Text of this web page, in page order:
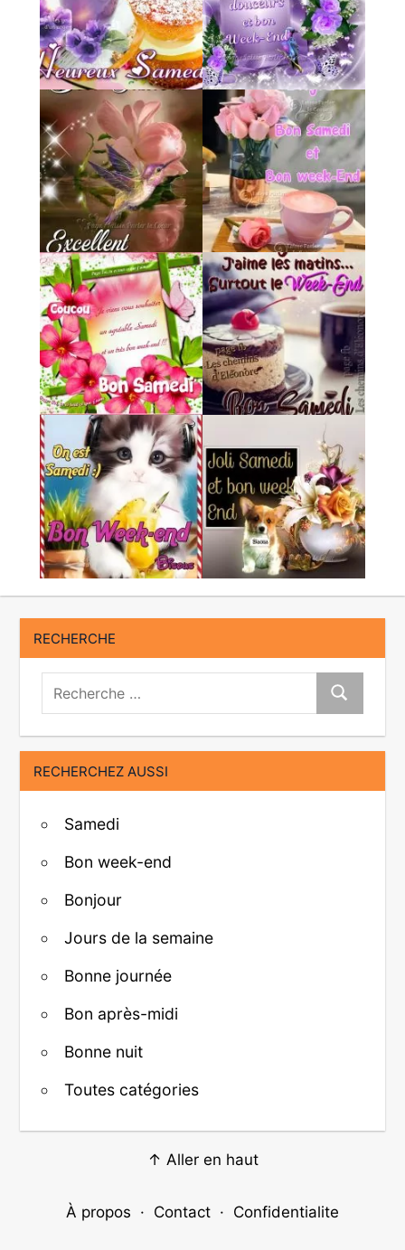
RECHERCHE
Recherche:
Recherche
RECHERCHEZ AUSSI
Samedi
Bon week-end
Bonjour
Jours de la semaine
Bonne journée
Bon après-midi
Bonne nuit
Toutes catégories
↑ Aller en haut
À propos · Contact · Confidentialite